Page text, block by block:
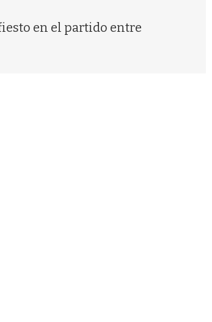
en el partido entre